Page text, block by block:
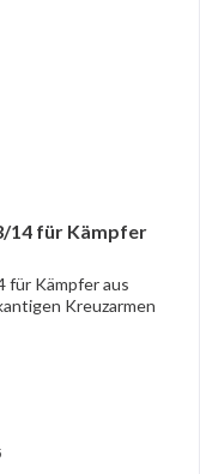
14 für Kämpfer
für Kämpfer aus
Kreuzarmen